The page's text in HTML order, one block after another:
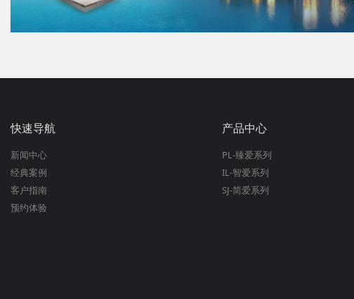
快速导航
新闻中心
经典案例
客户指南
预约体验
产品中心
PL-臻爱系列
IL-智爱系列
SJ-简爱系列